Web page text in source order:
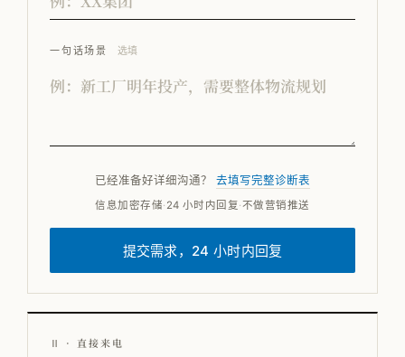
一句话场景 选填
已经准备好详细沟通？ 去填写完整诊断表
信息加密存储· 24 小时内回复·不做营销推送
提交需求，24 小时内回复
Ⅱ · 直接来电